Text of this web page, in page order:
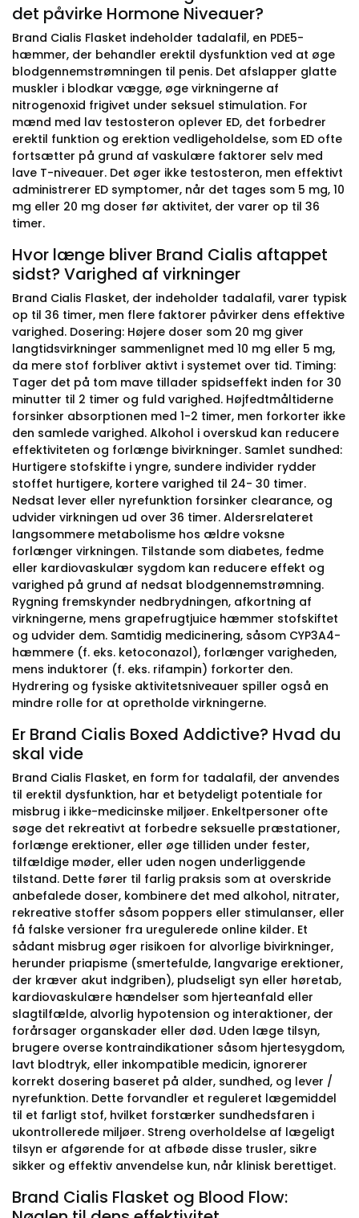
det påvirke Hormone Niveauer?
Brand Cialis Flasket indeholder tadalafil, en PDE5-
hæmmer, der behandler erektil dysfunktion ved at øge
blodgennemstrømningen til penis. Det afslapper glatte
muskler i blodkar vægge, øge virkningerne af
nitrogenoxid frigivet under seksuel stimulation. For
mænd med lav testosteron oplever ED, det forbedrer
erektil funktion og erektion vedligeholdelse, som ED ofte
fortsætter på grund af vaskulære faktorer selv med
lave T-niveauer. Det øger ikke testosteron, men effektivt
administrerer ED symptomer, når det tages som 5 mg, 10
mg eller 20 mg doser før aktivitet, der varer op til 36
timer.
Hvor længe bliver Brand Cialis aftappet
sidst? Varighed af virkninger
Brand Cialis Flasket, der indeholder tadalafil, varer typisk
op til 36 timer, men flere faktorer påvirker dens effektive
varighed. Dosering: Højere doser som 20 mg giver
langtidsvirkninger sammenlignet med 10 mg eller 5 mg,
da mere stof forbliver aktivt i systemet over tid. Timing:
Tager det på tom mave tillader spidseffekt inden for 30
minutter til 2 timer og fuld varighed. Højfedtmåltiderne
forsinker absorptionen med 1-2 timer, men forkorter ikke
den samlede varighed. Alkohol i overskud kan reducere
effektiviteten og forlænge bivirkninger. Samlet sundhed:
Hurtigere stofskifte i yngre, sundere individer rydder
stoffet hurtigere, kortere varighed til 24- 30 timer.
Nedsat lever eller nyrefunktion forsinker clearance, og
udvider virkningen ud over 36 timer. Aldersrelateret
langsommere metabolisme hos ældre voksne
forlænger virkningen. Tilstande som diabetes, fedme
eller kardiovaskulær sygdom kan reducere effekt og
varighed på grund af nedsat blodgennemstrømning.
Rygning fremskynder nedbrydningen, afkortning af
virkningerne, mens grapefrugtjuice hæmmer stofskiftet
og udvider dem. Samtidig medicinering, såsom CYP3A4-
hæmmere (f. eks. ketoconazol), forlænger varigheden,
mens induktorer (f. eks. rifampin) forkorter den.
Hydrering og fysiske aktivitetsniveauer spiller også en
mindre rolle for at opretholde virkningerne.
Er Brand Cialis Boxed Addictive? Hvad du
skal vide
Brand Cialis Flasket, en form for tadalafil, der anvendes
til erektil dysfunktion, har et betydeligt potentiale for
misbrug i ikke-medicinske miljøer. Enkeltpersoner ofte
søge det rekreativt at forbedre seksuelle præstationer,
forlænge erektioner, eller øge tilliden under fester,
tilfældige møder, eller uden nogen underliggende
tilstand. Dette fører til farlig praksis som at overskride
anbefalede doser, kombinere det med alkohol, nitrater,
rekreative stoffer såsom poppers eller stimulanser, eller
få falske versioner fra uregulerede online kilder. Et
sådant misbrug øger risikoen for alvorlige bivirkninger,
herunder priapisme (smertefulde, langvarige erektioner,
der kræver akut indgriben), pludseligt syn eller høretab,
kardiovaskulære hændelser som hjerteanfald eller
slagtilfælde, alvorlig hypotension og interaktioner, der
forårsager organskader eller død. Uden læge tilsyn,
brugere overse kontraindikationer såsom hjertesygdom,
lavt blodtryk, eller inkompatible medicin, ignorerer
korrekt dosering baseret på alder, sundhed, og lever /
nyrefunktion. Dette forvandler et reguleret lægemiddel
til et farligt stof, hvilket forstærker sundhedsfaren i
ukontrollerede miljøer. Streng overholdelse af lægeligt
tilsyn er afgørende for at afbøde disse trusler, sikre
sikker og effektiv anvendelse kun, når klinisk berettiget.
Brand Cialis Flasket og Blood Flow: